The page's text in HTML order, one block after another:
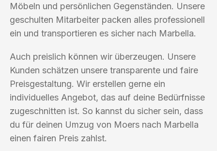
Möbeln und persönlichen Gegenständen. Unsere
geschulten Mitarbeiter packen alles professionell
ein und transportieren es sicher nach Marbella.
Auch preislich können wir überzeugen. Unsere
Kunden schätzen unsere transparente und faire
Preisgestaltung. Wir erstellen gerne ein
individuelles Angebot, das auf deine Bedürfnisse
zugeschnitten ist. So kannst du sicher sein, dass
du für deinen Umzug von Moers nach Marbella
einen fairen Preis zahlst.